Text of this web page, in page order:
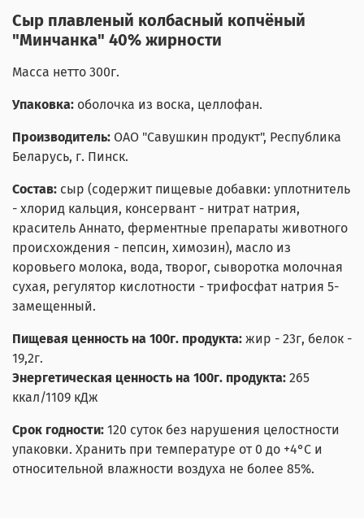
Сыр плавленый колбасный копчёный
"Минчанка" 40% жирности
Масса нетто 300г.
Упаковка: оболочка из воска, целлофан.
Производитель: ОАО "Савушкин продукт", Республика
Беларусь, г. Пинск.
Состав: сыр (содержит пищевые добавки: уплотнитель
- хлорид кальция, консервант - нитрат натрия,
краситель Аннато, ферментные препараты животного
происхождения - пепсин, химозин), масло из
коровьего молока, вода, творог, сыворотка молочная
сухая, регулятор кислотности - трифосфат натрия 5-
замещенный.
Пищевая ценность на 100г. продукта: жир - 23г, белок -
19,2г.
Энергетическая ценность на 100г. продукта: 265
ккал/1109 кДж
Срок годности: 120 суток без нарушения целостности
упаковки. Хранить при температуре от 0 до +4°С и
относительной влажности воздуха не более 85%.